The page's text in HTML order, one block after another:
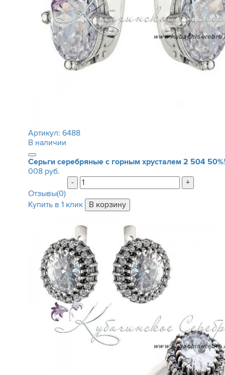
Артикул: 6488
В наличии
Серьги серебряные с горным хрусталем 2 504 50%
008 руб.
-
+
Отзывы(0)
Купить в 1 клик